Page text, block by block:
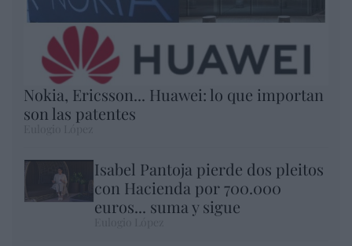
Nokia, Ericsson... Huawei: lo que importan
son las patentes
Isabel Pantoja pierde dos pleitos
con Hacienda por 700.000
euros... suma y sigue